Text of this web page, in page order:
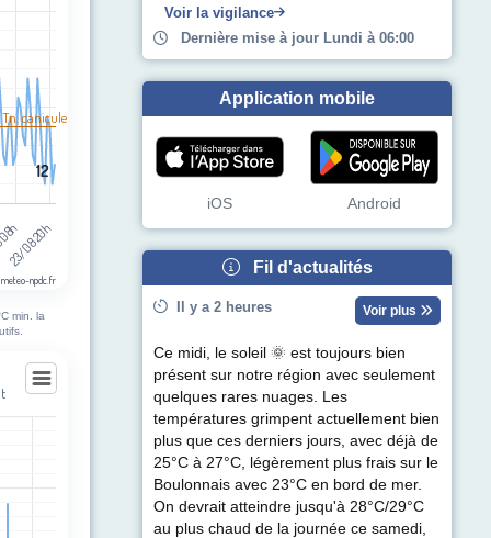
12
12
23/08 20h
meteo-npdc.fr
Tn. canicule
min. la
de précipitations (mm). Data ranges from 0 to 3.8.
Voir la vigilance
Dernière mise à jour Lundi à 06:00
Application mobile
iOS Android
Fil d'actualités
Il y a 2 heures Voir plus
Ce midi, le soleil 🌞 est toujours bien
présent sur notre région avec seulement
quelques rares nuages. Les
températures grimpent actuellement bien
plus que ces derniers jours, avec déjà de
25°C à 27°C, légèrement plus frais sur le
Boulonnais avec 23°C en bord de mer.
On devrait atteindre jusqu'à 28°C/29°C
au plus chaud de la journée ce samedi,